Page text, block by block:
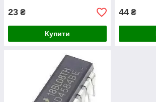
23 ₴
Купити
44 ₴